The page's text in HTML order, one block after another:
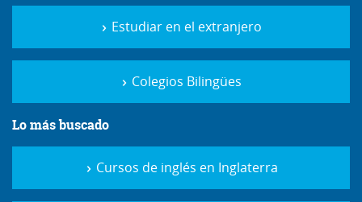
Estudiar en el extranjero
Colegios Bilingües
Lo más buscado
Cursos de inglés en Inglaterra